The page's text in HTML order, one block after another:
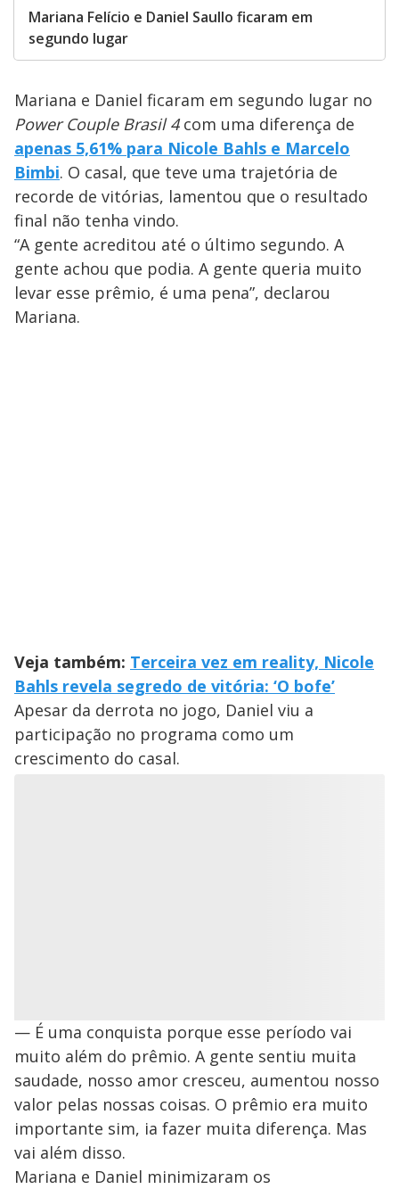
Mariana Felício e Daniel Saullo ficaram em
segundo lugar
Mariana e Daniel ficaram em segundo lugar no
Power Couple Brasil 4com uma diferença de
apenas 5,61% para Nicole Bahls e Marcelo
Bimbi. O casal, que teve uma trajetória de
recorde de vitórias, lamentou que o resultado
final não tenha vindo.
“A gente acreditou até o último segundo. A
gente achou que podia. A gente queria muito
levar esse prêmio, é uma pena”, declarou
Mariana.
Veja também: Terceira vez em reality, Nicole
Bahls revela segredo de vitória: ‘O bofe’
Apesar da derrota no jogo, Daniel viu a
participação no programa como um
crescimento do casal.
— É uma conquista porque esse período vai
muito além do prêmio. A gente sentiu muita
saudade, nosso amor cresceu, aumentou nosso
valor pelas nossas coisas. O prêmio era muito
importante sim, ia fazer muita diferença. Mas
vai além disso.
Mariana e Daniel minimizaram os